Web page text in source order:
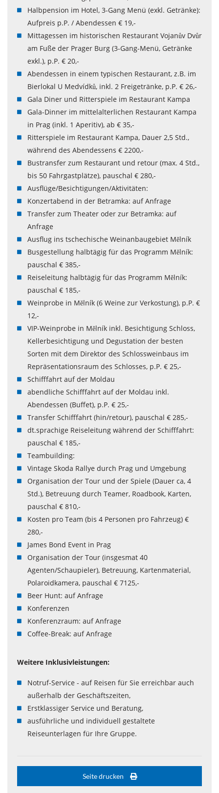
Halbpension im Hotel, 3-Gang Menü (exkl. Getränke):
Aufpreis p.P. / Abendessen € 19,-
Mittagessen im historischen Restaurant Vojanův Dvůr
am Fuße der Prager Burg (3-Gang-Menü, Getränke
exkl.), p.P. € 20,-
Abendessen in einem typischen Restaurant, z.B. im
Bierlokal U Medvídků, inkl. 2 Freigetränke, p.P. € 26,-
Gala Diner und Ritterspiele im Restaurant Kampa
Gala-Dinner im mittelalterlichen Restaurant Kampa
in Prag (inkl. 1 Aperitiv), ab € 35,-
Ritterspiele im Restaurant Kampa, Dauer 2,5 Std.,
während des Abendessens € 2200,-
Bustransfer zum Restaurant und retour (max. 4 Std.,
bis 50 Fahrgastplätze), pauschal € 280,-
Ausflüge/Besichtigungen/Aktivitäten:
Konzertabend in der Betramka: auf Anfrage
Transfer zum Theater oder zur Betramka: auf
Anfrage
Ausflug ins tschechische Weinanbaugebiet Mělník
Busgestellung halbtägig für das Programm Mělník:
pauschal € 385,-
Reiseleitung halbtägig für das Programm Mělník:
pauschal € 185,-
Weinprobe in Mělník (6 Weine zur Verkostung), p.P. €
12,-
VIP-Weinprobe in Mělník inkl. Besichtigung Schloss,
Kellerbesichtigung und Degustation der besten
Sorten mit dem Direktor des Schlossweinbaus im
Repräsentationsraum des Schlosses, p.P. € 25,-
Schifffahrt auf der Moldau
abendliche Schifffahrt auf der Moldau inkl.
Abendessen (Buffet), p.P. € 25,-
Transfer Schifffahrt (hin/retour), pauschal € 285,-
dt.sprachige Reiseleitung während der Schifffahrt:
pauschal € 185,-
Teambuilding:
Vintage Skoda Rallye durch Prag und Umgebung
Organisation der Tour und der Spiele (Dauer ca, 4
Std.), Betreuung durch Teamer, Roadbook, Karten,
pauschal € 810,-
Kosten pro Team (bis 4 Personen pro Fahrzeug) €
280,-
James Bond Event in Prag
Organisation der Tour (insgesmat 40
Agenten/Schaupieler), Betreuung, Kartenmaterial,
Polaroidkamera, pauschal € 7125,-
Beer Hunt: auf Anfrage
Konferenzen
Konferenzraum: auf Anfrage
Coffee-Break: auf Anfrage
Weitere Inklusivleistungen:
Notruf-Service - auf Reisen für Sie erreichbar auch
außerhalb der Geschäftszeiten,
Erstklassiger Service und Beratung,
ausführliche und individuell gestaltete
Reiseunterlagen für Ihre Gruppe.
Seite drucken